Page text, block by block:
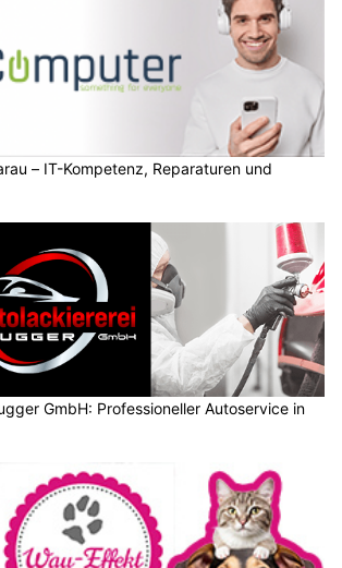
– IT-Kompetenz, Reparaturen und
GmbH: Professioneller Autoservice in